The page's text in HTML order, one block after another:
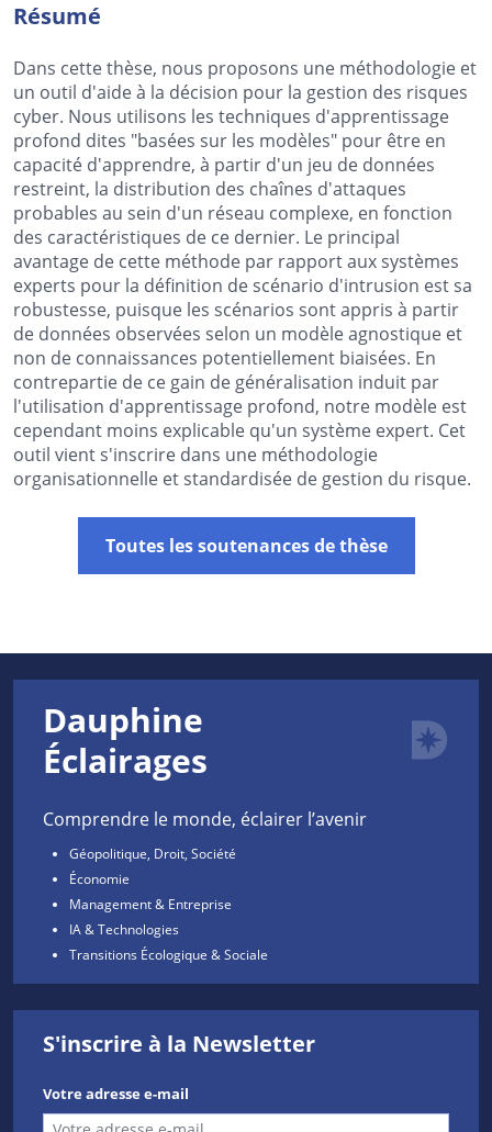
Résumé
Dans cette thèse, nous proposons une méthodologie et
un outil d'aide à la décision pour la gestion des risques
cyber. Nous utilisons les techniques d'apprentissage
profond dites "basées sur les modèles" pour être en
capacité d'apprendre, à partir d'un jeu de données
restreint, la distribution des chaînes d'attaques
probables au sein d'un réseau complexe, en fonction
des caractéristiques de ce dernier. Le principal
avantage de cette méthode par rapport aux systèmes
experts pour la définition de scénario d'intrusion est sa
robustesse, puisque les scénarios sont appris à partir
de données observées selon un modèle agnostique et
non de connaissances potentiellement biaisées. En
contrepartie de ce gain de généralisation induit par
l'utilisation d'apprentissage profond, notre modèle est
cependant moins explicable qu'un système expert. Cet
outil vient s'inscrire dans une méthodologie
organisationnelle et standardisée de gestion du risque.
Toutes les soutenances de thèse
Dauphine
Éclairages
Comprendre le monde, éclairer l’avenir
Géopolitique, Droit, Société
Économie
Management & Entreprise
IA & Technologies
Transitions Écologique & Sociale
S'inscrire à la Newsletter
Votre adresse e-mail